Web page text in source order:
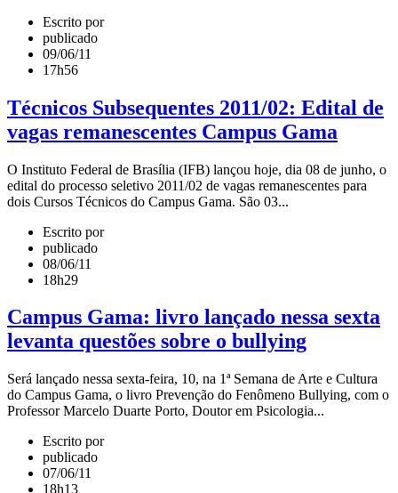
Escrito por
publicado
09/06/11
17h56
Técnicos Subsequentes 2011/02: Edital de
vagas remanescentes Campus Gama
O Instituto Federal de Brasília (IFB) lançou hoje, dia 08 de junho, o
edital do processo seletivo 2011/02 de vagas remanescentes para
dois Cursos Técnicos do Campus Gama. São 03...
Escrito por
publicado
08/06/11
18h29
Campus Gama: livro lançado nessa sexta
levanta questões sobre o bullying
Será lançado nessa sexta-feira, 10, na 1ª Semana de Arte e Cultura
do Campus Gama, o livro Prevenção do Fenômeno Bullying, com o
Professor Marcelo Duarte Porto, Doutor em Psicologia...
Escrito por
publicado
07/06/11
18h13